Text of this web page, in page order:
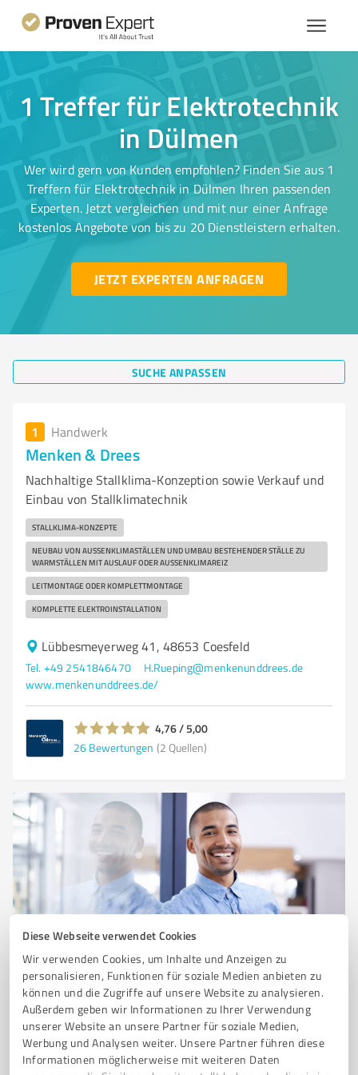
Diese Webseite verwendet Cookies
Wir verwenden Cookies, um Inhalte und Anzeigen zu
personalisieren, Funktionen für soziale Medien anbieten zu
können und die Zugriffe auf unsere Website zu analysieren.
Außerdem geben wir Informationen zu Ihrer Verwendung
unserer Website an unsere Partner für soziale Medien,
Werbung und Analysen weiter. Unsere Partner führen diese
Informationen möglicherweise mit weiteren Daten
1 Treffer für Elektrotechnik
in Dülmen
Wer wird gern von Kunden empfohlen? Finden Sie aus 1
Treffern für Elektrotechnik in Dülmen Ihren passenden
Experten. Jetzt vergleichen und mit nur einer Anfrage
kostenlos Angebote von bis zu 20 Dienstleistern erhalten.
JETZT EXPERTEN ANFRAGEN
SUCHE ANPASSEN
1 Handwerk
Menken & Drees
Nachhaltige Stallklima-Konzeption sowie Verkauf und
Einbau von Stallklimatechnik
STALLKLIMA-KONZEPTE
NEUBAU VON AUSSENKLIMASTÄLLEN UND UMBAU BESTEHENDER STÄLLE ZU W
ARMSTÄLLEN MIT AUSLAUF ODER AUSSENKLIMAREIZ
LEITMONTAGE ODER KOMPLETTMONTAGE
KOMPLETTE ELEKTROINSTALLATION
Lübbesmeyerweg 41, 48653 Coesfeld
Tel. +49 2541846470
H.Rueping@menkenunddrees.de
www.menkenunddrees.de/
4,76 / 5,00
26 Bewertungen (2 Quellen)
Sie möchten auch hier gelistet werden?
Registrieren Sie sich jetzt und werden Sie ein von
Kunden empfohlener ProvenExpert!